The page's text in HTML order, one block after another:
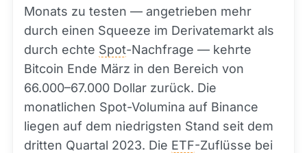
Monats zu testen — angetrieben mehr
durch einen Squeeze im Derivatemarkt als
durch echte Spot-Nachfrage — kehrte
Bitcoin Ende März in den Bereich von
66.000–67.000 Dollar zurück. Die
monatlichen Spot-Volumina auf Binance
liegen auf dem niedrigsten Stand seit dem
dritten Quartal 2023. Die ETF-Zuflüsse bei